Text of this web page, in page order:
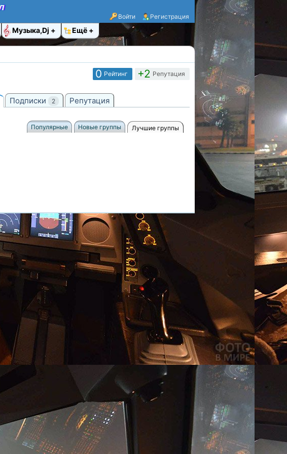
Войти Регистрация
Музыка,Dj Ещё
+2 Репутация
0 Рейтинг
Подписки 2 Репутация
Популярные Новые группы Лучшие группы